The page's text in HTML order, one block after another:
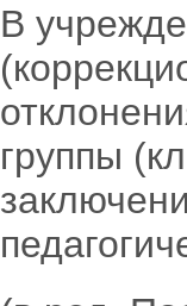
В
группы